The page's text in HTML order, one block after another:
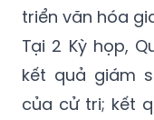
triển văn hóa
Tại 2 Kỳ họp,
kết quả giám
của cử tri; kết